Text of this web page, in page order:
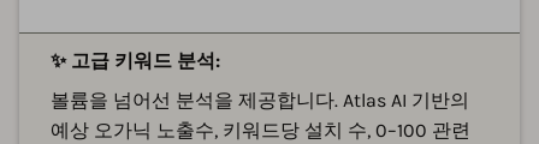
✨ 고급 키워드 분석:
볼륨을 넘어선 분석을 제공합니다. Atlas AI 기반의
예상 오가닉 노출수, 키워드당 설치 수, 0–100 관련